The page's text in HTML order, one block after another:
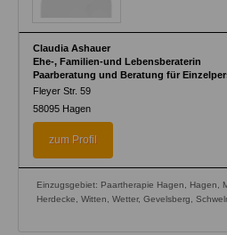
Claudia Ashauer
Ehe-, Familien-und Lebensberaterin
Paarberatung und Beratung für
Fleyer Str. 59
58095 Hagen
zum Profil
Einzugsgebiet: Paartherapie Hagen, Hagen,
Herdecke, Witten, Wetter, Gevelsberg,